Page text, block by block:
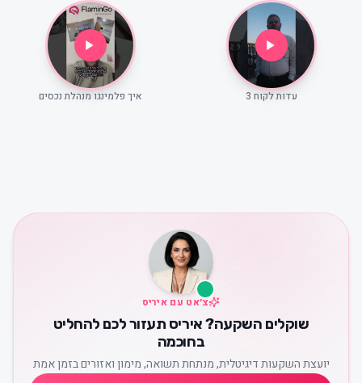
עדות לקוח 3 איך פלמינגו מנהלת נכסים
צ׳אט עם איריס
שוקלים השקעה? איריס תעזור לכם להחליט
בחוכמה
יועצת השקעות דיגיטלית, מנתחת תשואה, מימון ואזורים בזמן אמת